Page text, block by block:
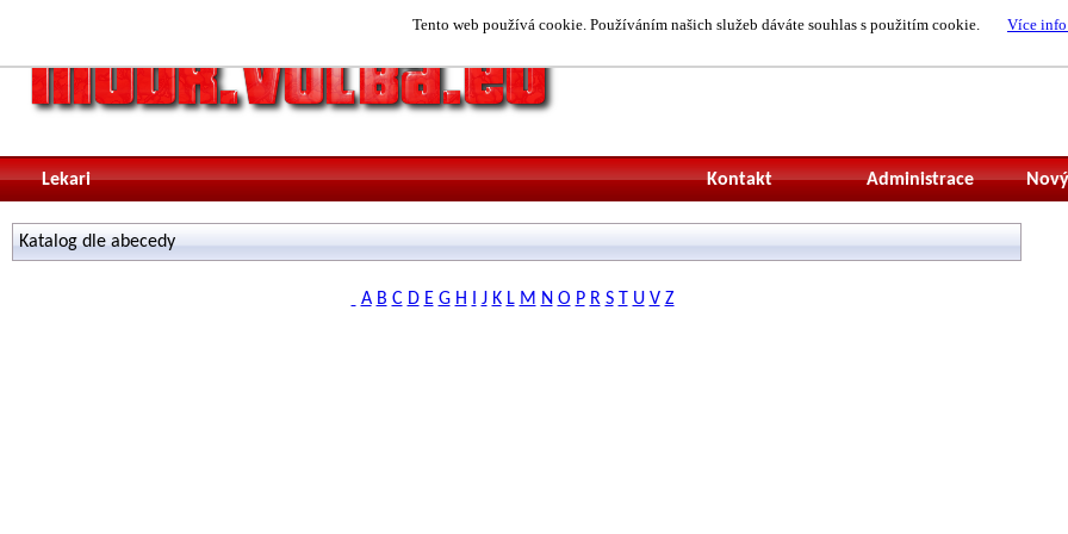
Tento web používá cookie. Používáním našich služeb dáváte souhlas s použitím cookie. Více info
Lekari Administrace
Kontakt
Katalog dle abecedy
A B C D E G H J K L M N O P R S T U V Z